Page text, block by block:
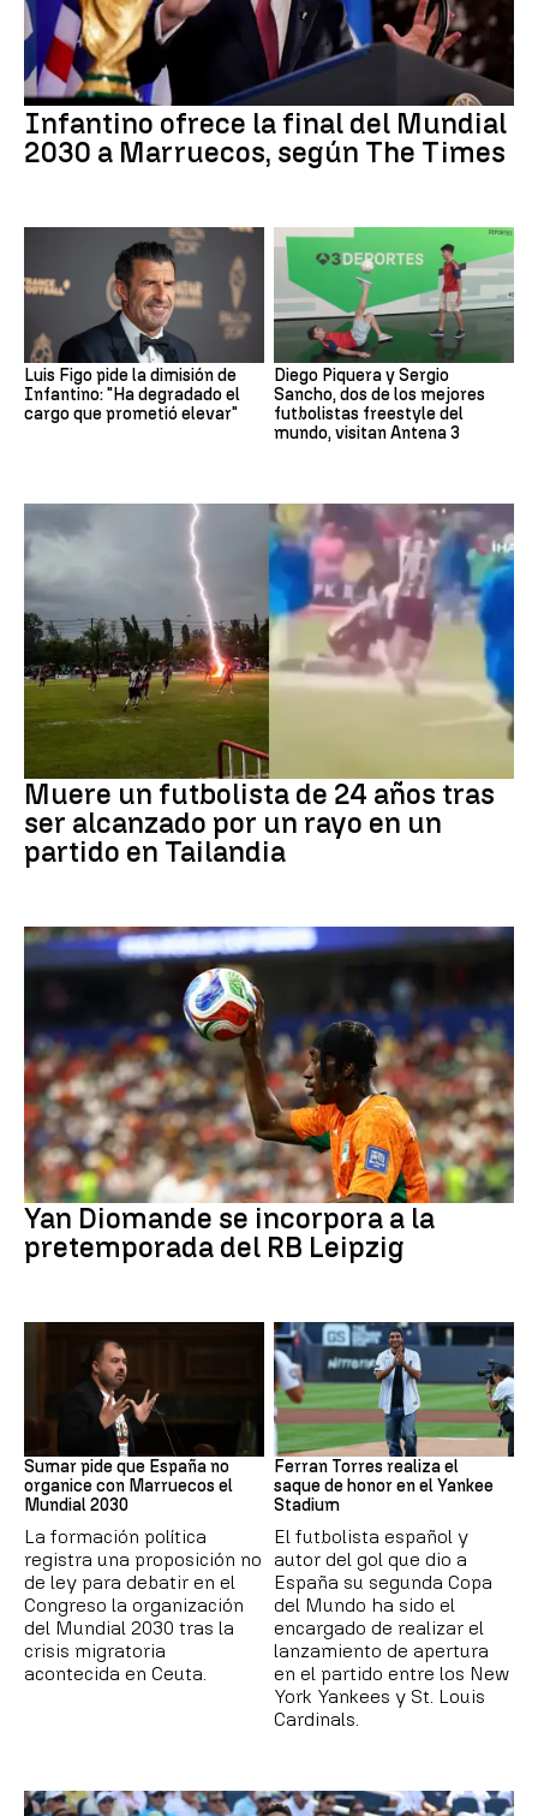
Infantino ofrece la final del Mundial
2030 a Marruecos, según The Times
Luis Figo pide la dimisión de
Infantino: "Ha degradado el
cargo que prometió elevar"
Diego Piquera y Sergio
Sancho, dos de los mejores
futbolistas freestyle del
mundo, visitan Antena 3
Muere un futbolista de 24 años tras
ser alcanzado por un rayo en un
partido en Tailandia
Fútbol
Yan Diomande se incorpora a la
pretemporada del RB Leipzig
Mundial 2030
Sumar pide que España no
organice con Marruecos el
Mundial 2030
La formación política
registra una proposición no
de ley para debatir en el
Congreso la organización
del Mundial 2030 tras la
crisis migratoria
acontecida en Ceuta.
MLB
Ferran Torres realiza el
saque de honor en el Yankee
Stadium
El futbolista español y
autor del gol que dio a
España su segunda Copa
del Mundo ha sido el
encargado de realizar el
lanzamiento de apertura
en el partido entre los New
York Yankees y St. Louis
Cardinals.